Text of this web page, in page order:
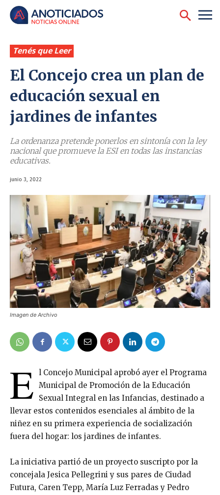
Tenés que Leer
El Concejo crea un plan de
educación sexual en
jardines de infantes
La ordenanza pretende ponerlos en sintonía con la ley
nacional que promueve la ESI en todas las instancias
educativas.
junio 3, 2022
Imagen de Archivo
E l Concejo Municipal aprobó ayer el Programa
Municipal de Promoción de la Educación
Sexual Integral en las Infancias, destinado a
llevar estos contenidos esenciales al ámbito de la
niñez en su primera experiencia de socialización
fuera del hogar: los jardines de infantes.
La iniciativa partió de un proyecto suscripto por la
concejala Jesica Pellegrini y sus pares de Ciudad
Futura, Caren Tepp, María Luz Ferradas y Pedro